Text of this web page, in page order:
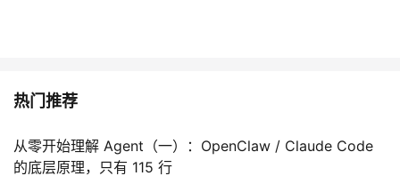
热门推荐
从零开始理解 Agent（一）：OpenClaw / Claude Code
的底层原理，只有 115 行